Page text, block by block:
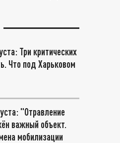
Три критических
Что под Харьковом
"Отравление
важный объект.
мобилизации